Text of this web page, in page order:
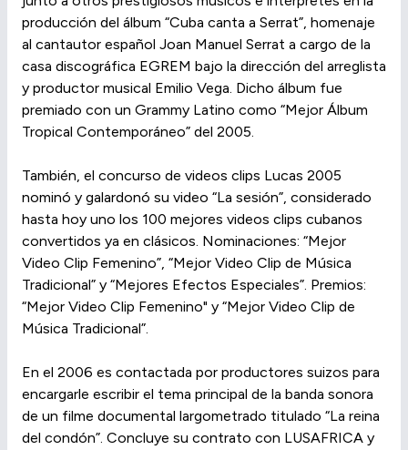
producción del álbum “Cuba canta a Serrat”, homenaje
al cantautor español Joan Manuel Serrat a cargo de la
casa discográfica EGREM bajo la dirección del arreglista
y productor musical Emilio Vega. Dicho álbum fue
premiado con un Grammy Latino como “Mejor Álbum
Tropical Contemporáneo” del 2005.
También, el concurso de videos clips Lucas 2005
nominó y galardonó su video “La sesión”, considerado
hasta hoy uno los 100 mejores videos clips cubanos
convertidos ya en clásicos. Nominaciones: “Mejor
Video Clip Femenino”, “Mejor Video Clip de Música
Tradicional” y “Mejores Efectos Especiales”. Premios:
“Mejor Video Clip Femenino" y “Mejor Video Clip de
Música Tradicional”.
En el 2006 es contactada por productores suizos para
encargarle escribir el tema principal de la banda sonora
de un filme documental largometrado titulado “La reina
del condón”. Concluye su contrato con LUSAFRICA y